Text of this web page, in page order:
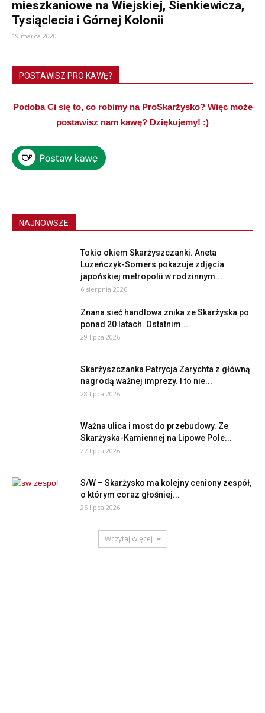
mieszkaniowe na Wiejskiej, Sienkiewicza,
Tysiąclecia i Górnej Kolonii
19 marca 2020
POSTAWISZ PRO KAWĘ?
Podoba Ci się to, co robimy na ProSkarżysko? Więc może
postawisz nam kawę? Dziękujemy! :)
NAJNOWSZE
Tokio okiem Skarżyszczanki. Aneta
Luzeńczyk-Somers pokazuje zdjęcia
japońskiej metropolii w rodzinnym...
6 sierpnia 2026
Znana sieć handlowa znika ze Skarżyska po
ponad 20 latach. Ostatnim...
29 lipca 2026
Skarżyszczanka Patrycja Zarychta z główną
nagrodą ważnej imprezy. I to nie...
28 lipca 2026
Ważna ulica i most do przebudowy. Ze
Skarżyska-Kamiennej na Lipowe Pole...
27 lipca 2026
S/W – Skarżysko ma kolejny ceniony zespół,
o którym coraz głośniej...
25 lipca 2026
Wczytaj więcej